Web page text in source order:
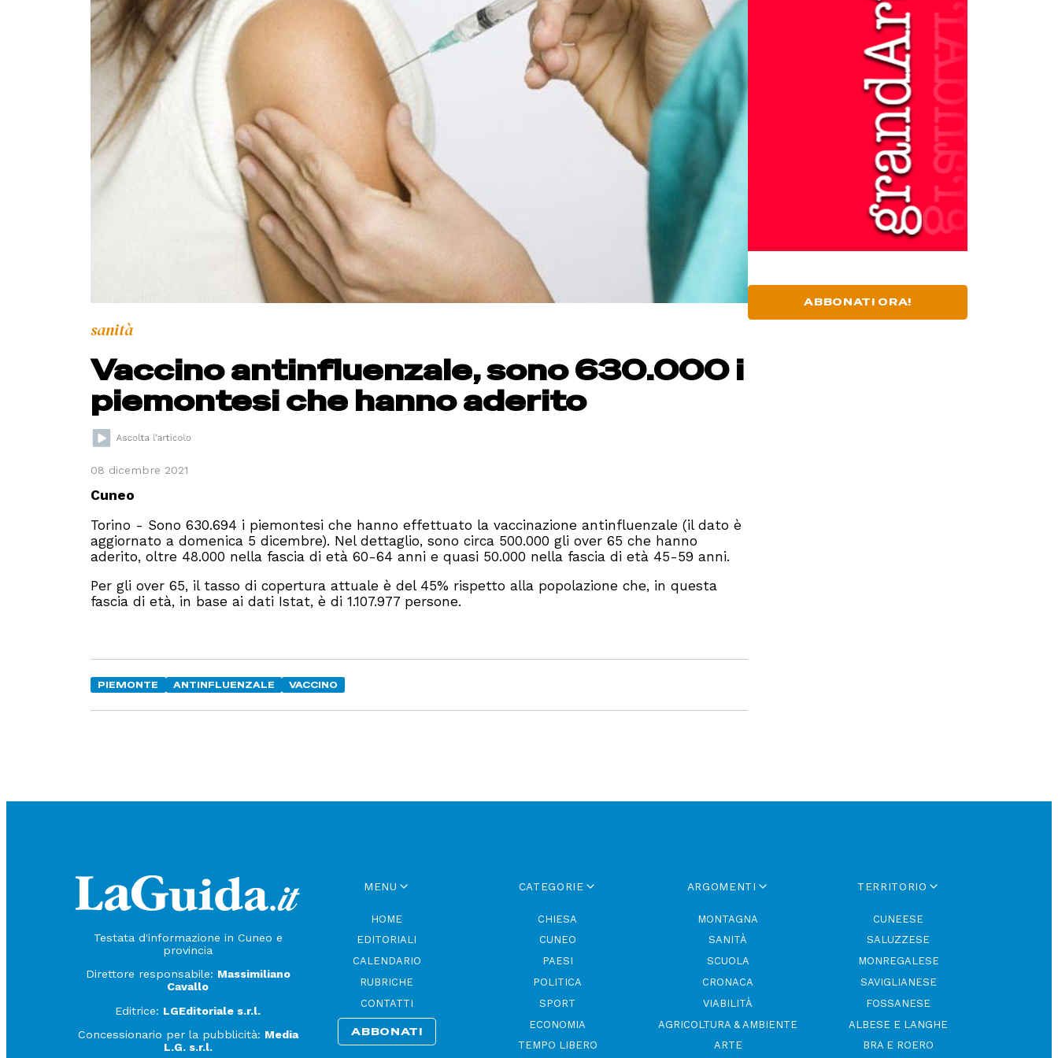
sanità
Vaccino antinfluenzale, sono 630.000 i
piemontesi che hanno aderito
08 dicembre 2021
Cuneo
Torino - Sono 630.694 i piemontesi che hanno effettuato la vaccinazione antinfluenzale (il dato è
aggiornato a domenica 5 dicembre). Nel dettaglio, sono circa 500.000 gli over 65 che hanno
aderito, oltre 48.000 nella fascia di età 60-64 anni e quasi 50.000 nella fascia di età 45-59 anni.
Per gli over 65, il tasso di copertura attuale è del 45% rispetto alla popolazione che, in questa
fascia di età, in base ai dati Istat, è di 1.107.977 persone.
PIEMONTE ANTINFLUENZALE VACCINO
ABBONATI ORA!
Testata d'informazione in Cuneo e
provincia
Direttore responsabile: Massimiliano
Cavallo
Editrice: LGEditoriale s.r.l.
Concessionario per la pubblicità: Media
L.G. s.r.l.
MENU
HOME
EDITORIALI
CALENDARIO
RUBRICHE
CONTATTI
ABBONATI
CATEGORIE
CHIESA
CUNEO
PAESI
POLITICA
SPORT
ECONOMIA
TEMPO LIBERO
ARGOMENTI
MONTAGNA
SANITÀ
SCUOLA
CRONACA
VIABILITÀ
AGRICOLTURA & AMBIENTE
ARTE
TERRITORIO
CUNEESE
SALUZZESE
MONREGALESE
SAVIGLIANESE
FOSSANESE
ALBESE E LANGHE
BRA E ROERO